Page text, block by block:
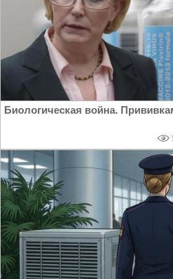
Биологическая война.